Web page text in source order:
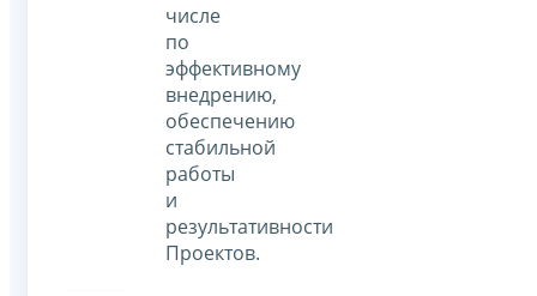
числе
по
эффективному
внедрению,
обеспечению
стабильной
работы
и
результативности
Проектов.